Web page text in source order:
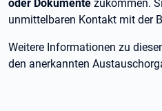
oder Dokumente zukommen.
unmittelbaren Kontakt mit der
Weitere Informationen zu
den anerkannten